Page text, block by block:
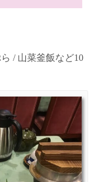
/ 山菜釜飯など10